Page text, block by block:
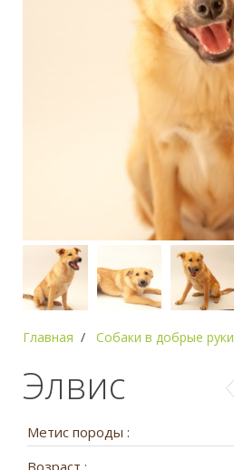
Главная Собаки в добрые руки
Элвис
Метис породы :
Возраст :